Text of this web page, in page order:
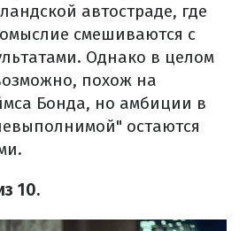
автостраде, где
смешиваются с
Однако в целом
похож на
Бонда, но амбиции в
остаются
10.